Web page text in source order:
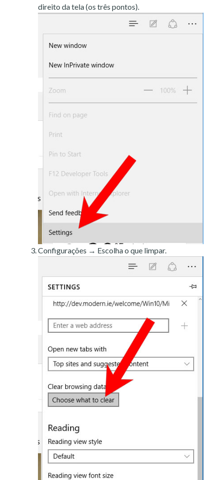
direito da tela (os três pontos).
Configurações → Escolha o que limpar.